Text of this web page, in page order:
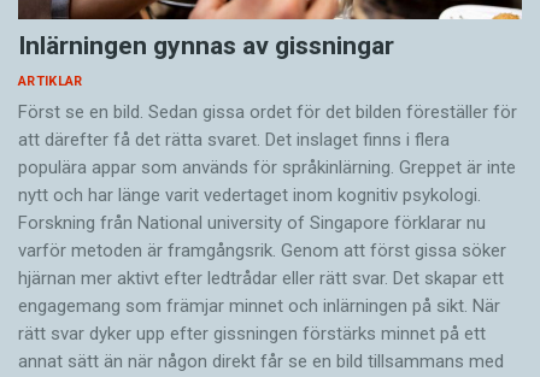
Inlärningen gynnas av gissningar
ARTIKLAR
Först se en bild. Sedan gissa ordet för det bilden föreställer för
att därefter få det rätta svaret. Det inslaget finns i flera
populära appar som används för språkinlärning. Greppet är inte
nytt och har länge varit vedertaget inom kognitiv psykologi.
Forskning från National university of Singa­pore förklarar nu
varför metoden är framgångsrik. Genom att först gissa ­söker
hjärnan mer aktivt ­efter ledtrådar eller rätt svar. Det skapar ett
engagemang som främjar minnet och inlärningen på sikt. När
rätt svar dyker upp efter gissningen förstärks minnet på ett
annat sätt än när någon direkt får se en bild tillsammans med